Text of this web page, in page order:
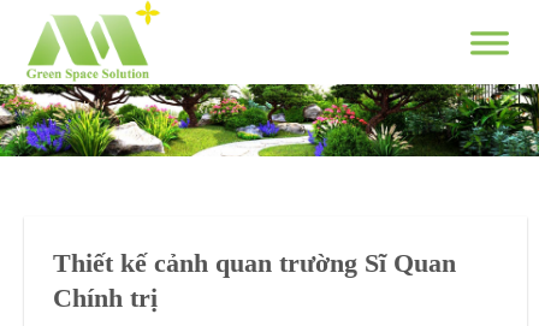
content
Thiết kế cảnh quan trường Sĩ Quan
Chính trị